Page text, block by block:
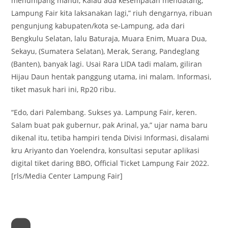
Lampung Fair kita laksanakan lagi,” riuh dengarnya, ribuan
pengunjung kabupaten/kota se-Lampung, ada dari
Bengkulu Selatan, lalu Baturaja, Muara Enim, Muara Dua,
Sekayu, (Sumatera Selatan), Merak, Serang, Pandeglang
(Banten), banyak lagi. Usai Rara LIDA tadi malam, giliran
Hijau Daun hentak panggung utama, ini malam. Informasi,
tiket masuk hari ini, Rp20 ribu.
“Edo, dari Palembang. Sukses ya. Lampung Fair, keren.
Salam buat pak gubernur, pak Arinal, ya,” ujar nama baru
dikenal itu, tetiba hampiri tenda Divisi Informasi, disalami
kru Ariyanto dan Yoelendra, konsultasi seputar aplikasi
digital tiket daring BBO, Official Ticket Lampung Fair 2022.
[rls/Media Center Lampung Fair]